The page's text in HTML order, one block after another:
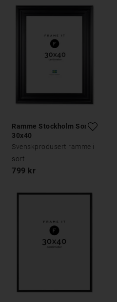
Ramme Stockholm Sort
30x40
Svenskprodusert ramme i
sort
799 kr